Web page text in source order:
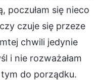
poczułam się nieco
czuje się przeze
chwili jedynie
i nie rozważałam
tym do porządku.